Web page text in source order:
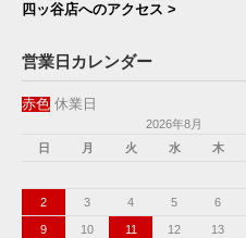
四ッ谷店へのアクセス >
営業日カレンダー
赤色 休業日
2026年8月
日
月 火 水 木
2 3 4 5 6
9 10 11 12 13